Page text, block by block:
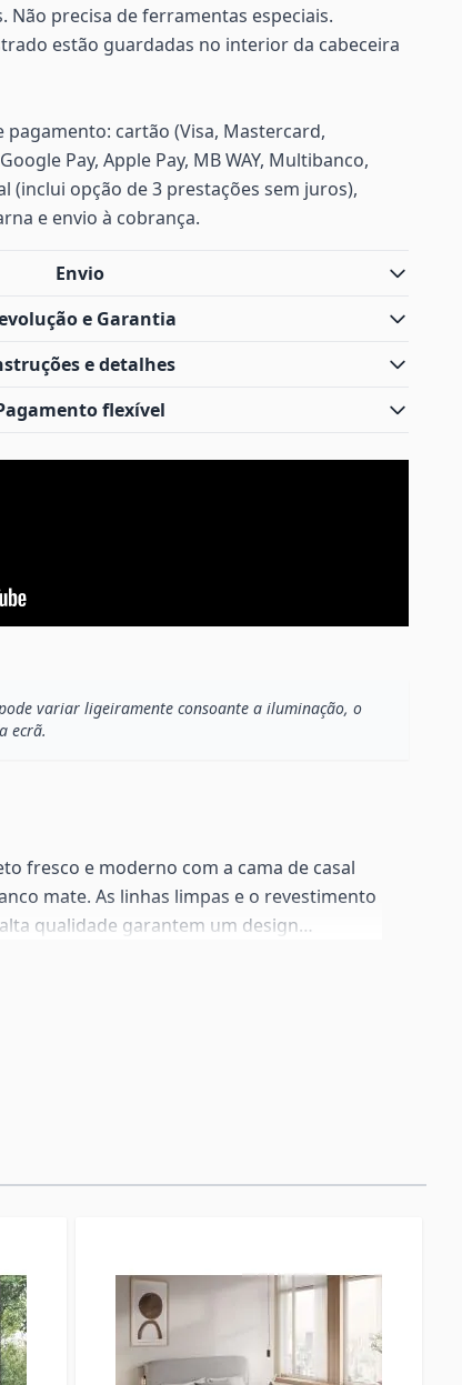
Não precisa de ferramentas especiais.
estão guardadas no interior da cabeceira
cartão (Visa, Mastercard,
Pay, Apple Pay, MB WAY, Multibanco,
(inclui opção de 3 prestações sem juros),
e envio à cobrança.
Envio
e Garantia
e detalhes
flexível
variar ligeiramente consoante a iluminação, o
ecrã.
fresco e moderno com a cama de casal
mate. As linhas limpas e o revestimento
qualidade garantem um design